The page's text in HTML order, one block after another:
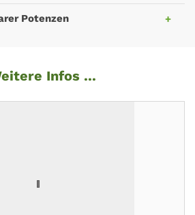
Potenzen
Infos ...